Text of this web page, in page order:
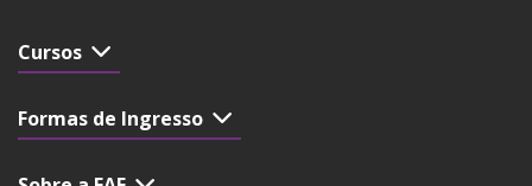
Cursos
Formas de Ingresso